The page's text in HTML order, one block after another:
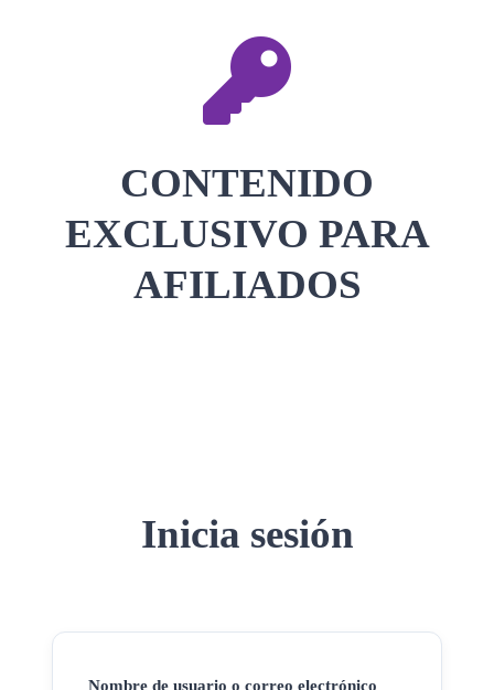
CONTENIDO
EXCLUSIVO PARA
AFILIADOS
Inicia sesión
Nombre de usuario o correo electrónico